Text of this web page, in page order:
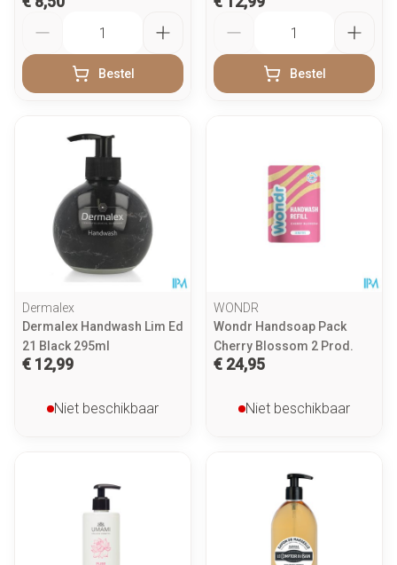
Bestel Bestel
Dermalex
Dermalex Handwash Lim Ed
21 Black 295ml
€ 12,99
Niet beschikbaar
WONDR
Wondr Handsoap Pack
Cherry Blossom 2 Prod.
€ 24,95
Niet beschikbaar